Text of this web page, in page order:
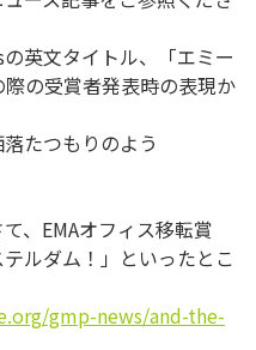
英文タイトル、「エミー
際の受賞者発表時の表現か
たつもりのよう
、EMAオフィス移転賞
ルダム！」といったとこ
/gmp-news/and-the-